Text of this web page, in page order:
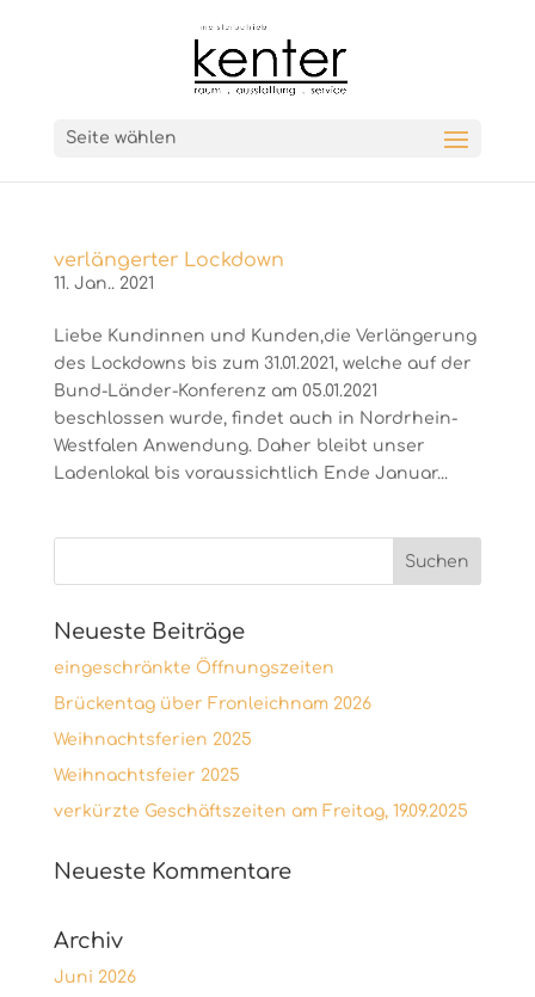
Seite wählen
verlängerter Lockdown
11. Jan.. 2021
Liebe Kundinnen und Kunden,die Verlängerung
des Lockdowns bis zum 31.01.2021, welche auf der
Bund-Länder-Konferenz am 05.01.2021
beschlossen wurde, findet auch in Nordrhein-
Westfalen Anwendung. Daher bleibt unser
Ladenlokal bis voraussichtlich Ende Januar...
Neueste Beiträge
eingeschränkte Öffnungszeiten
Brückentag über Fronleichnam 2026
Weihnachtsferien 2025
Weihnachtsfeier 2025
verkürzte Geschäftszeiten am Freitag, 19.09.2025
Neueste Kommentare
Archiv
Juni 2026